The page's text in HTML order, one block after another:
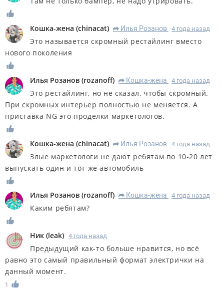
Кошка-жена (chinacat) R Илья Розанов 4 года назад
Это называется скромный рестайлинг вместо
нового поколения
Илья Розанов (rozanoff) R Кошка-жена 4 года назад
Это рестайлинг, но не сказал, чтобы скромный.
При скромных интерьер полностью не меняется. А
приставка NG это проделки маркетологов.
Кошка-жена (chinacat) R Илья Розанов 4 года назад
Злые маркетологи не дают ребятам по 10-20 лет
выпускать один и тот же автомобиль
Илья Розанов (rozanoff) R Кошка-жена 4 года назад
Каким ребятам?
Ник (leak) 4 года назад
Предыдущий как-то больше нравится, но всё
равно это самый правильный формат электрички на
данный момент.
1